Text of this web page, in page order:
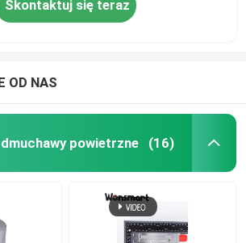
Skontaktuj się teraz
OD NAS
powietrzne (16)